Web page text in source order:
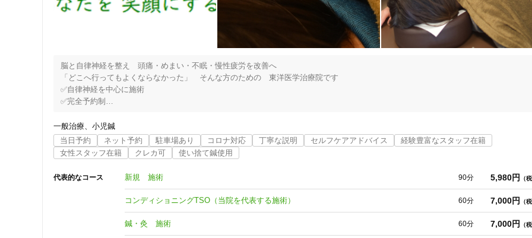
痛みの少ない鍼シール 使い捨て鍼使用 トライアルコースあり
特典あり 保険適用の相談可
キーワード
脳と自律神経を整え　頭痛・めまい・不眠・慢性疲労を改善へ
「どこへ行ってもよくならなかった」　そんな方のための　東洋医学治療院です
✅自律神経を中心に施術
✅完全予約制
✅✅　脳整体　TSO
※　脳の誤作動による身体のアンバランスを整える　当院独自の施術　※
～ Brain ＆ Body Control ～    脳整体　TSO
元気なあなたを取り戻しましょう
一般治療
小児鍼
当日予約
ネット予約 駐車場あり コロナ対応 丁寧な説明 セルフケアアドバイス
経験豊富なスタッフ在籍
女性スタッフ在籍
クレカ可 使い捨て鍼使用
代表的なコース 新規 施術 90分 5,980円 （
コンディショニングTSO（当院を代表する施術） 60分 7,000円 （
鍼・灸 施術 60分 7,000円 （